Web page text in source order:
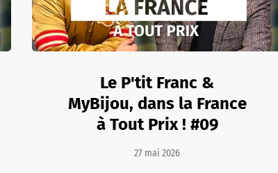
Le P'tit Franc &
MyBijou, dans la France
à Tout Prix ! #09
27 mai 2026